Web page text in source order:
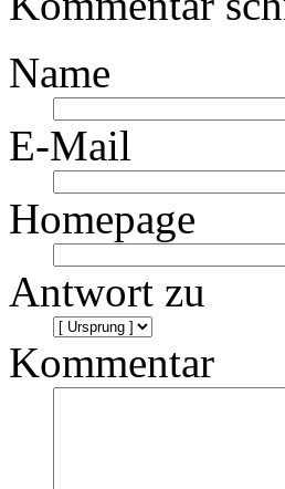
Name
E-Mail
Homepage
Antwort zu
Kommentar